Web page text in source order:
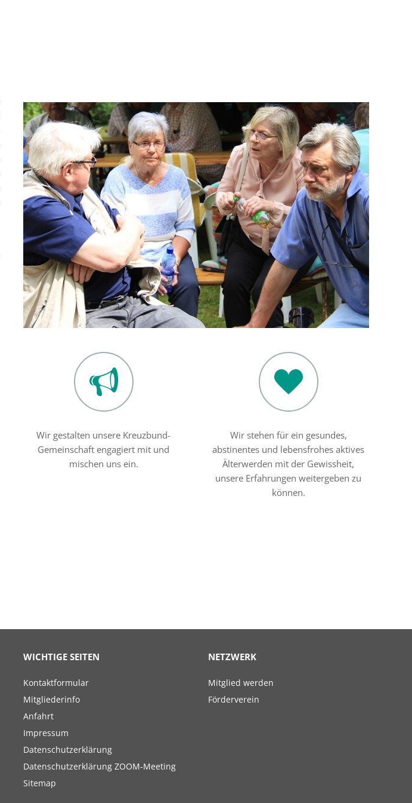
Wir gestalten unsere Kreuzbund-
Gemeinschaft engagiert mit und
mischen uns ein.
Wir stehen für ein gesundes,
abstinentes und lebensfrohes aktives
Älterwerden mit der Gewissheit,
unsere Erfahrungen weitergeben zu
können.
WICHTIGE SEITEN
Navigation
Kontaktformular
Mitgliederinfo
Anfahrt
Impressum
Datenschutzerklärung
Datenschutzerklärung ZOOM-Meeting
Sitemap
NETZWERK
Navigation
Mitglied werden
Förderverein